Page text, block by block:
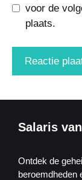
voor de
plaats.
Salaris van
Ontdek de
beroemdheden